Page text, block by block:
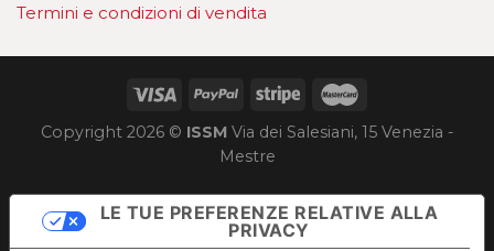
Termini e condizioni di vendita
Copyright 2026 © ISSM Via dei Salesiani, 15 Venezia -
Mestre
LE TUE PREFERENZE RELATIVE ALLA
PRIVACY